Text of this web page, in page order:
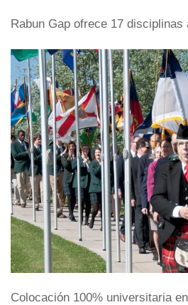
Rabun Gap ofrece 17 disciplinas
Colocación 100% universitaria